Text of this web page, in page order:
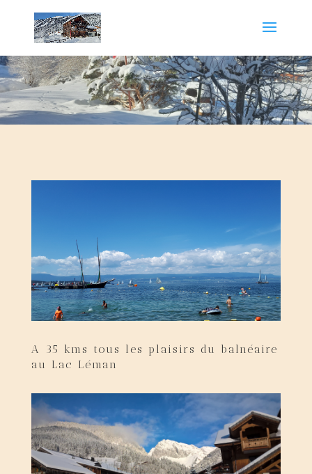
A 35 kms tous les plaisirs du balnéaire
au Lac Léman